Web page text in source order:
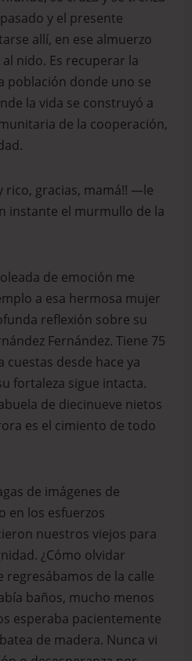
y el presente
allí, en ese almuerzo
nido. Es recuperar la
población donde uno se
la vida se construyó a
de la cooperación,
rico, gracias, mamá!! —le
instante el murmullo de la
de emoción me
a esa hermosa mujer
reflexión sobre su
Fernández. Tiene 75
cuestas desde hace ya
fortaleza sigue intacta.
de diecinueve nietos
es el cimiento de todo
de imágenes de
en los esfuerzos
nuestros viejos para
¿Cómo olvidar
regresábamos de la calle
baños, mucho menos
esperaba pacientemente
de madera. Nunca vi